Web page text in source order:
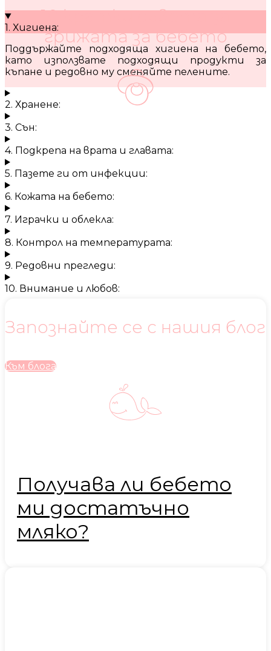
10 кратки съвета за
грижата за бебето
1. Хигиена:
Поддържайте подходяща хигиена на бебето,
като използвате подходящи продукти за
къпане и редовно му сменяйте пелените.
2. Хранене:
3. Сън:
4. Подкрепа на врата и главата:
5. Пазете ги от инфекции:
6. Кожата на бебето:
7. Играчки и облекла:
8. Контрол на температурата:
9. Редовни прегледи:
10. Внимание и любов:
Запознайте се с нашия блог
Към блога
Получава ли бебето
ми достатъчно
мляко?